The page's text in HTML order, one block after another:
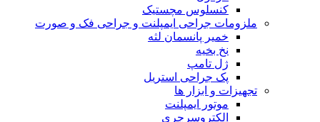
کنسلوس مچستیک
ملزومات جراحی ایمپلنت و جراحی فک و صورت
خمیر پانسمان لثه
نخ بخیه
ژل تامپ
پک جراحی استریل
تجهیزات و ابزار ها
موتور ایمپلنت
الکتروسرجری